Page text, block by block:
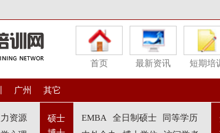
首页 最新资讯 短期培训
广州 其它
力资源
硕士
EMBA 全日制硕士
同等学历